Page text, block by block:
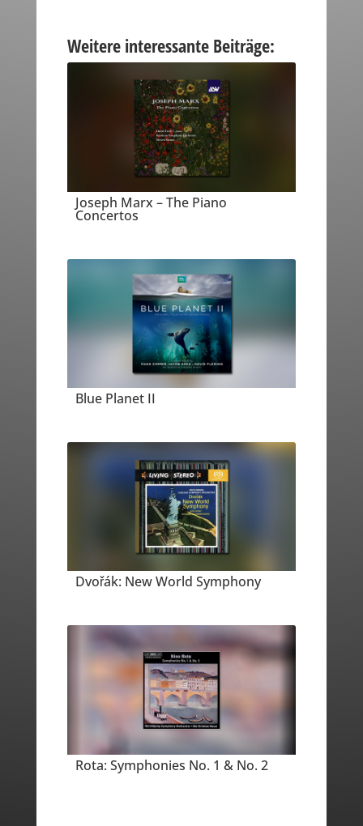
Weitere interessante Beiträge:
Joseph Marx – The Piano
Concertos
Blue Planet II
Dvořák: New World Symphony
Rota: Symphonies No. 1 & No. 2